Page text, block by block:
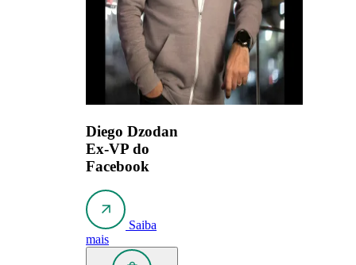
Diego Dzodan
Ex-VP do
Facebook
Saiba
mais